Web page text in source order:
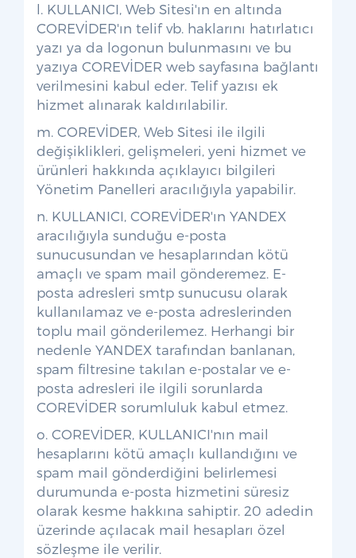
l. KULLANICI, Web Sitesi'ın en altında
COREVİDER'ın telif vb. haklarını hatırlatıcı
yazı ya da logonun bulunmasını ve bu
yazıya COREVİDER web sayfasına bağlantı
verilmesini kabul eder. Telif yazısı ek
hizmet alınarak kaldırılabilir.
m. COREVİDER, Web Sitesi ile ilgili
değişiklikleri, gelişmeleri, yeni hizmet ve
ürünleri hakkında açıklayıcı bilgileri
Yönetim Panelleri aracılığıyla yapabilir.
n. KULLANICI, COREVİDER'ın YANDEX
aracılığıyla sunduğu e-posta
sunucusundan ve hesaplarından kötü
amaçlı ve spam mail gönderemez. E-
posta adresleri smtp sunucusu olarak
kullanılamaz ve e-posta adreslerinden
toplu mail gönderilemez. Herhangi bir
nedenle YANDEX tarafından banlanan,
spam filtresine takılan e-postalar ve e-
posta adresleri ile ilgili sorunlarda
COREVİDER sorumluluk kabul etmez.
o. COREVİDER, KULLANICI'nın mail
hesaplarını kötü amaçlı kullandığını ve
spam mail gönderdiğini belirlemesi
durumunda e-posta hizmetini süresiz
olarak kesme hakkına sahiptir. 20 adedin
üzerinde açılacak mail hesapları özel
sözleşme ile verilir.